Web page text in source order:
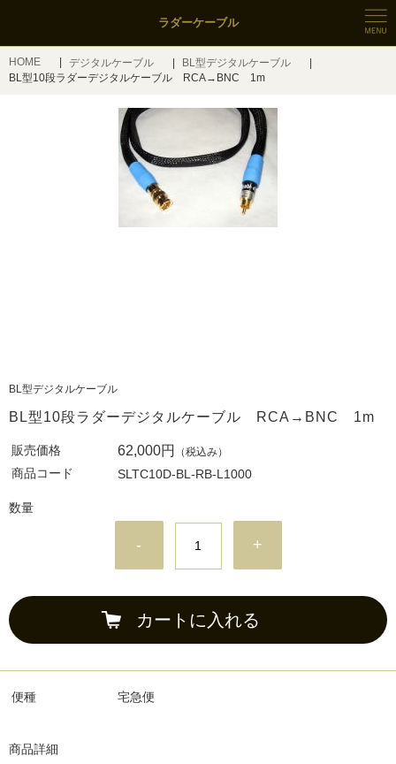
ラダーケーブル
HOME デジタルケーブル
BL型デジタルケーブル
BL型10段ラダーデジタルケーブル RCA→BNC 1m
BL型デジタルケーブル
BL型10段ラダーデジタルケーブル RCA→BNC 1m
販売価格 62,000円 （税込み）
商品コード SLTC10D-BL-RB-L1000
数量
- +
カートに入れる
便種 宅急便
商品詳細